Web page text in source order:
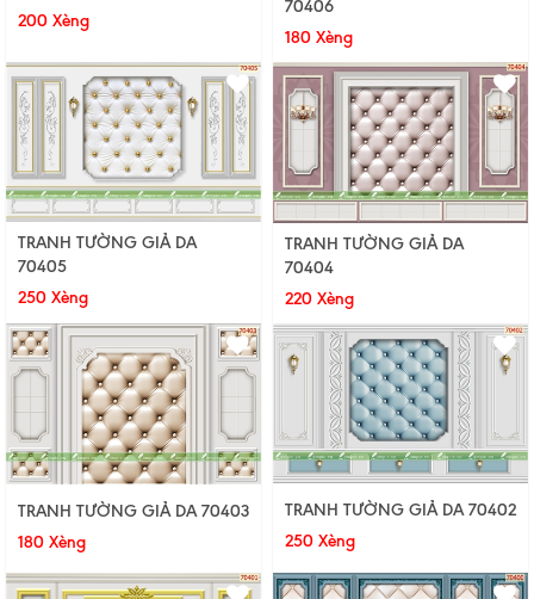
200 Xèng
70406
180 Xèng
TRANH TƯỜNG GIẢ DA
70405
250 Xèng
TRANH TƯỜNG GIẢ DA
70404
220 Xèng
TRANH TƯỜNG GIẢ DA 70403
180 Xèng
TRANH TƯỜNG GIẢ DA 70402
250 Xèng